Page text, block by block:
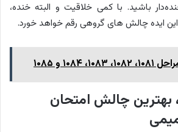
باشید. با کمی خلاقیت و البته خنده،
این ایده چالش های گروهی رقم خواهد خورد.
و ۱۰۸۵
بهترین چالش امتحان